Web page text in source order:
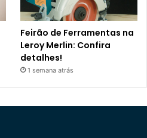
Feirão de Ferramentas na
Leroy Merlin: Confira
detalhes!
1 semana atrás